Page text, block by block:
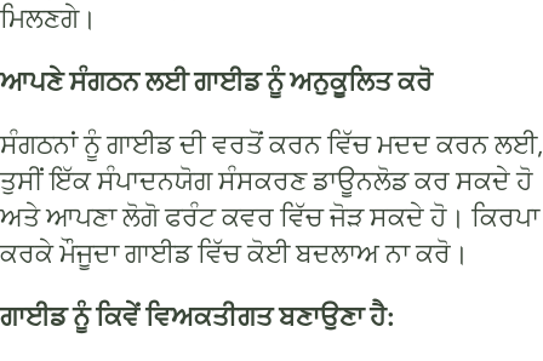
ਮਿਲਣਗੇ।
ਆਪਣੇ ਸੰਗਠਨ ਲਈ ਗਾਈਡ ਨੂੰ ਅਨੁਕੂਲਿਤ ਕਰੋ
ਸੰਗਠਨਾਂ ਨੂੰ ਗਾਈਡ ਦੀ ਵਰਤੋਂ ਕਰਨ ਵਿੱਚ ਮਦਦ ਕਰਨ ਲਈ,
ਤੁਸੀਂ ਇੱਕ ਸੰਪਾਦਨਯੋਗ ਸੰਸਕਰਣ ਡਾਊਨਲੋਡ ਕਰ ਸਕਦੇ ਹੋ
ਅਤੇ ਆਪਣਾ ਲੋਗੋ ਫਰੰਟ ਕਵਰ ਵਿੱਚ ਜੋੜ ਸਕਦੇ ਹੋ। ਕਿਰਪਾ
ਕਰਕੇ ਮੌਜੂਦਾ ਗਾਈਡ ਵਿੱਚ ਕੋਈ ਬਦਲਾਅ ਨਾ ਕਰੋ।
ਗਾਈਡ ਨੂੰ ਕਿਵੇਂ ਵਿਅਕਤੀਗਤ ਬਣਾਉਣਾ ਹੈ: